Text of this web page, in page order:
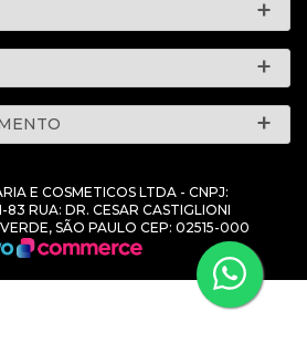
E COSMETICOS LTDA - CNPJ:
RUA: DR. CESAR CASTIGLIONI
SÃO PAULO CEP: 02515-000